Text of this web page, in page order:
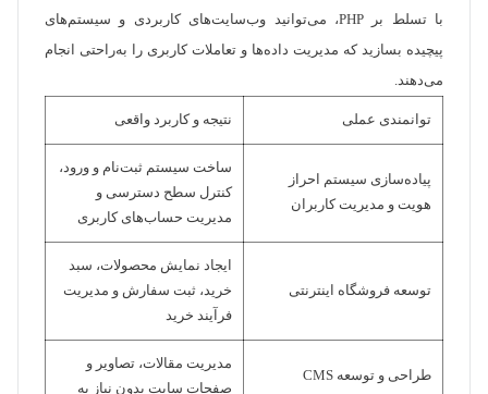
با تسلط بر PHP، می‌توانید وب‌سایت‌های کاربردی و سیستم‌های
پیچیده بسازید که مدیریت داده‌ها و تعاملات کاربری را به‌راحتی انجام
می‌دهند.
توانمندی عملی نتیجه و کاربرد واقعی
پیاده‌سازی سیستم احراز
هویت و مدیریت کاربران
ساخت سیستم ثبت‌نام و ورود،
کنترل سطح دسترسی و
مدیریت حساب‌های کاربری
توسعه فروشگاه اینترنتی
ایجاد نمایش محصولات، سبد
خرید، ثبت سفارش و مدیریت
فرآیند خرید
طراحی و توسعه CMS
مدیریت مقالات، تصاویر و
صفحات سایت بدون نیاز به